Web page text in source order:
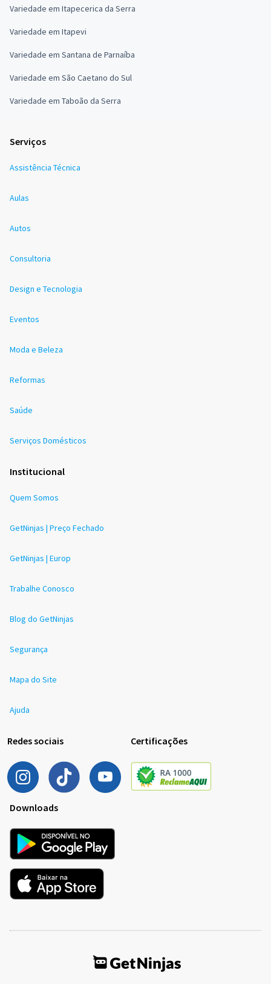
Variedade em Itapecerica da Serra
Variedade em Itapevi
Variedade em Santana de Parnaíba
Variedade em São Caetano do Sul
Variedade em Taboão da Serra
Serviços
Assistência Técnica
Aulas
Autos
Consultoria
Design e Tecnologia
Eventos
Moda e Beleza
Reformas
Saúde
Serviços Domésticos
Institucional
Quem Somos
GetNinjas | Preço Fechado
GetNinjas | Europ
Trabalhe Conosco
Blog do GetNinjas
Segurança
Mapa do Site
Ajuda
Redes sociais Certificações
Downloads